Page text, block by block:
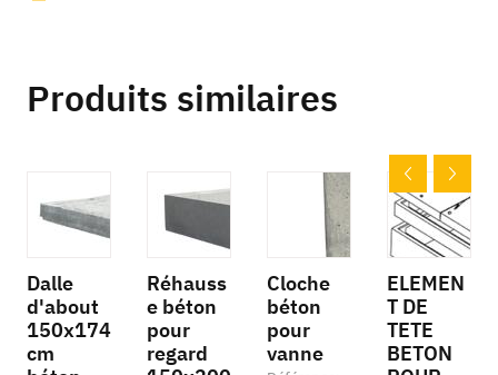
Produits similaires
Dalle
d'about
150x174
cm
Réhauss
e béton
pour
regard
Cloche
béton
pour
vanne
ELEMEN
T DE
TETE
BETON